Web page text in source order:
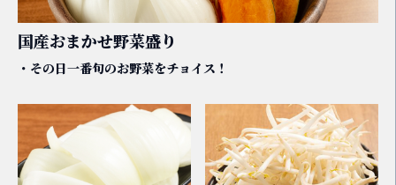
国産おまかせ野菜盛り
・その日一番旬のお野菜をチョイス！